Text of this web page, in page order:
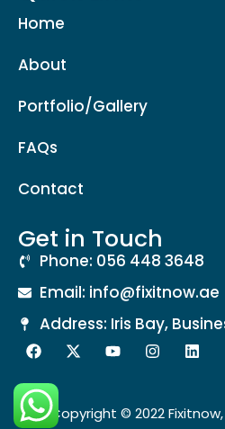
Home
About
Portfolio/Gallery
FAQs
Contact
Get in Touch
Phone: 056 448 3648
Email: info@fixitnow.ae
Address: Iris Bay,
Copyright © 2022